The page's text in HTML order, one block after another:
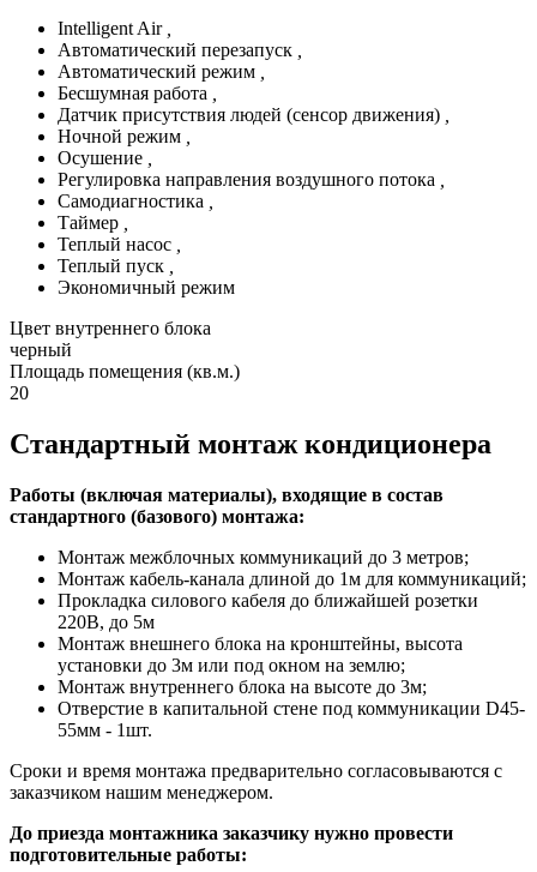
Intelligent Air
Автоматический перезапуск
Автоматический режим
Бесшумная работа
Датчик присутствия людей (сенсор движения)
Ночной режим
Осушение
Регулировка направления воздушного потока
Самодиагностика
Таймер
Теплый насос
Теплый пуск
Экономичный режим
Цвет внутреннего блока
черный
Площадь помещения (кв.м.)
20
Стандартный монтаж кондиционера
Работы (включая материалы), входящие в состав
стандартного (базового) монтажа:
Монтаж межблочных коммуникаций до 3 метров;
Монтаж кабель-канала длиной до 1м для коммуникаций;
Прокладка силового кабеля до ближайшей розетки
220В, до 5м
Монтаж внешнего блока на кронштейны, высота
установки до 3м или под окном на землю;
Монтаж внутреннего блока на высоте до 3м;
Отверстие в капитальной стене под коммуникации D45-
55мм - 1шт.
Сроки и время монтажа предварительно согласовываются с
заказчиком нашим менеджером.
До приезда монтажника заказчику нужно провести
подготовительные работы: